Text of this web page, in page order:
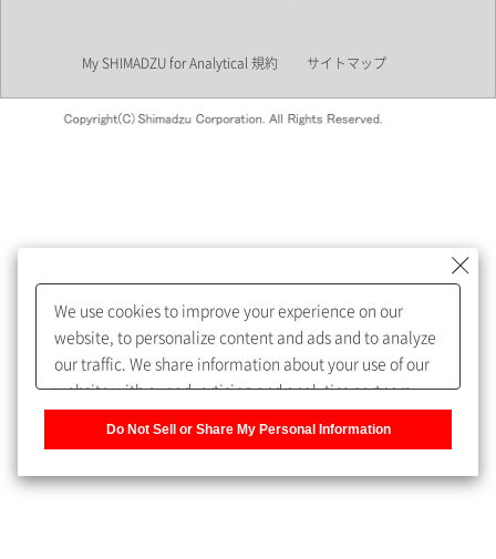
めします。
My SHIMADZU for Analyticalへ登録いただくと、技術情報や
取扱説明書・Webinarなどの閲覧ができます。
うになります。
My SHIMADZU for Analytical 規約 サイトマップ
We use cookies to improve your experience on our
website, to personalize content and ads and to analyze
our traffic. We share information about your use of our
website with our advertising and analytics partners,
Do Not Sell or Share My Personal Information